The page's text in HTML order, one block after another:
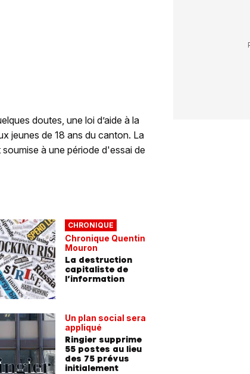
doutes, une loi d’aide à la
jeunes de 18 ans du canton. La
à une période d'essai de
CHRONIQUE
Chronique Quentin
Mouron
La destruction
capitaliste de
l’information
Un plan social sera
appliqué
Ringier supprime
55 postes au lieu
des 75 prévus
initialement